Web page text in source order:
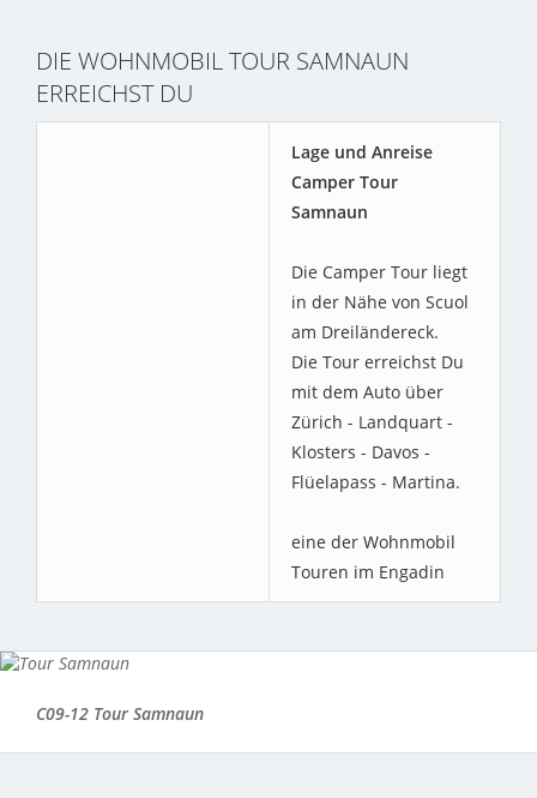
DIE WOHNMOBIL TOUR SAMNAUN
ERREICHST DU
Lage und Anreise
Camper Tour
Samnaun
Die Camper Tour liegt
in der Nähe von Scuol
am Dreiländereck.
Die Tour erreichst Du
mit dem Auto über
Zürich - Landquart -
Klosters - Davos -
Flüelapass - Martina.
eine der Wohnmobil
Touren im Engadin
C09-12 Tour Samnaun